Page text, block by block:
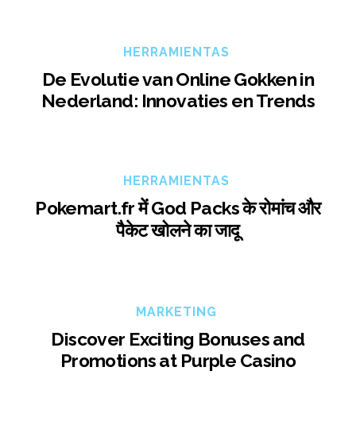
HERRAMIENTAS
De Evolutie van Online Gokken in
Nederland: Innovaties en Trends
HERRAMIENTAS
Pokemart.fr में God Packs के रोमांच और
पैकेट खोलने का जादू
MARKETING
Discover Exciting Bonuses and
Promotions at Purple Casino